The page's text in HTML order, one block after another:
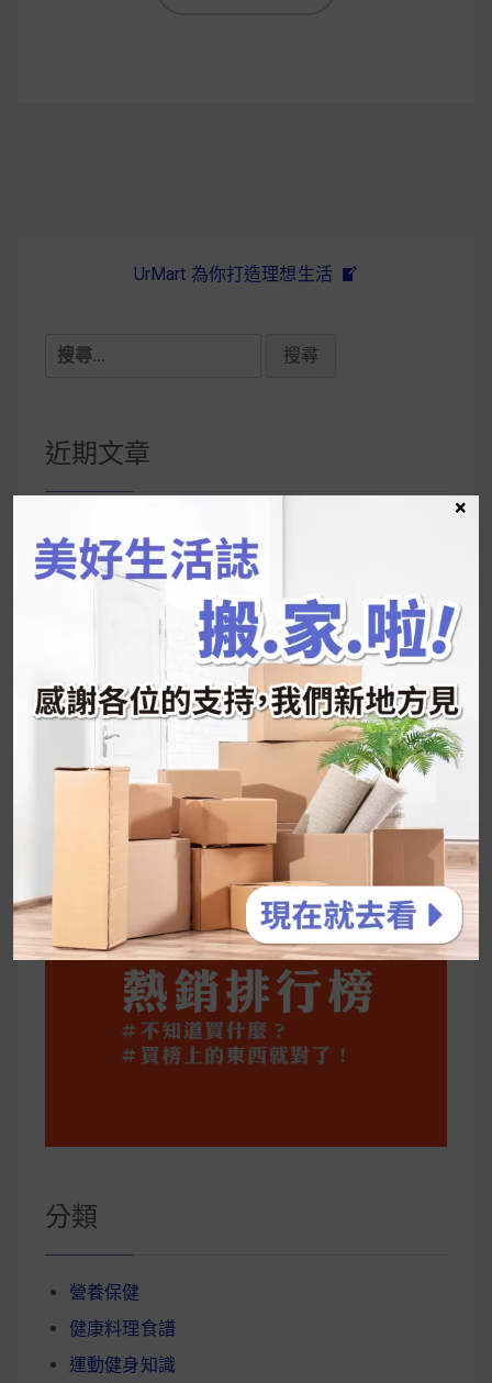
UrMart 為你打造理想生活
搜
鍵
字:
近期文章
推的MZ Diet ！
好吃的蛋白點心還有好玩的運動小遊戲！今年過
年已經等不及帶這盒跟我的親戚、朋友們一起分
2026 過年禮盒推薦｜五款百元健康伴手禮
停用猛健樂後會反彈嗎？作用解析＋停藥後體重
維持全攻略
公主營養師：飲食改變也是能快樂執行的！6 個
你一定要知道的技巧
分類
營養保健
健康料理食譜
運動健身知識
×